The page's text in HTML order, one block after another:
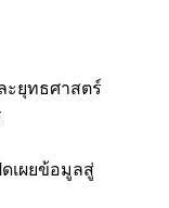
ะยุทธศาสตร์
ดเผยข้อมูลสู่